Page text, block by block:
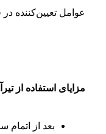
عوامل تعیین‌کننده
مزایای استفاده از
بعد از اتمام